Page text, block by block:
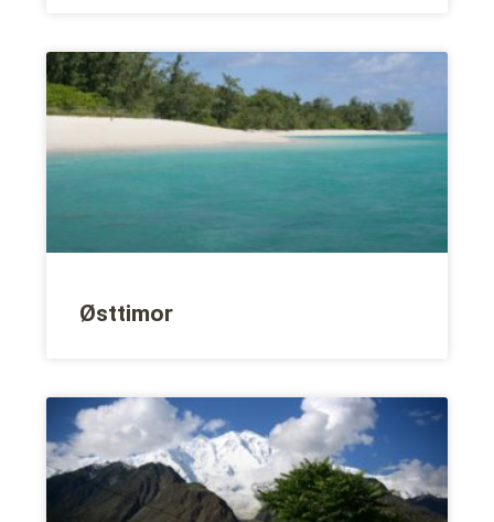
Østtimor